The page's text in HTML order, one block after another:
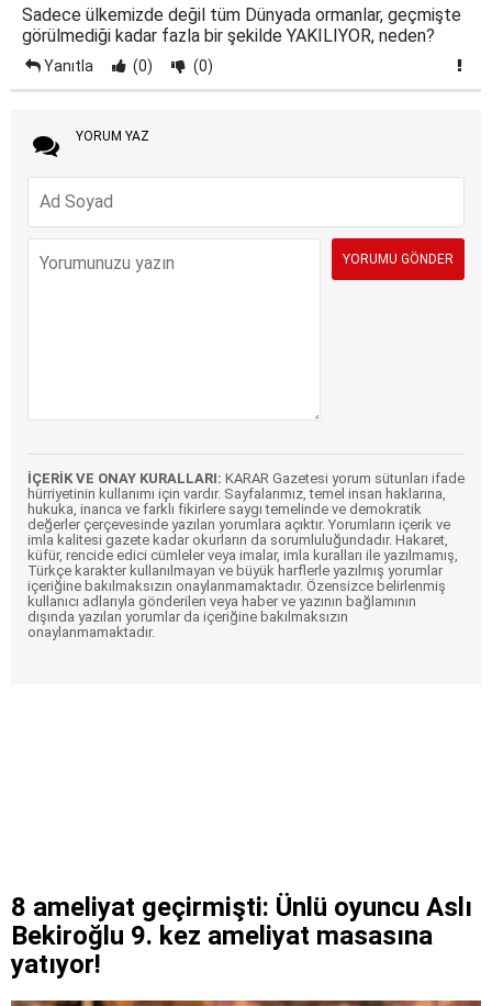
Sadece ülkemizde değil tüm Dünyada ormanlar, geçmişte
görülmediği kadar fazla bir şekilde YAKILIYOR, neden?
Yanıtla (0) (0)
YORUM YAZ
İÇERİK VE ONAY KURALLARI: KARAR Gazetesi yorum sütunları ifade
hürriyetinin kullanımı için vardır. Sayfalarımız, temel insan haklarına,
hukuka, inanca ve farklı fikirlere saygı temelinde ve demokratik
değerler çerçevesinde yazılan yorumlara açıktır. Yorumların içerik ve
imla kalitesi gazete kadar okurların da sorumluluğundadır. Hakaret,
küfür, rencide edici cümleler veya imalar, imla kuralları ile yazılmamış,
Türkçe karakter kullanılmayan ve büyük harflerle yazılmış yorumlar
içeriğine bakılmaksızın onaylanmamaktadır. Özensizce belirlenmiş
kullanıcı adlarıyla gönderilen veya haber ve yazının bağlamının
dışında yazılan yorumlar da içeriğine bakılmaksızın
onaylanmamaktadır.
8 ameliyat geçirmişti: Ünlü oyuncu Aslı
Bekiroğlu 9. kez ameliyat masasına
yatıyor!